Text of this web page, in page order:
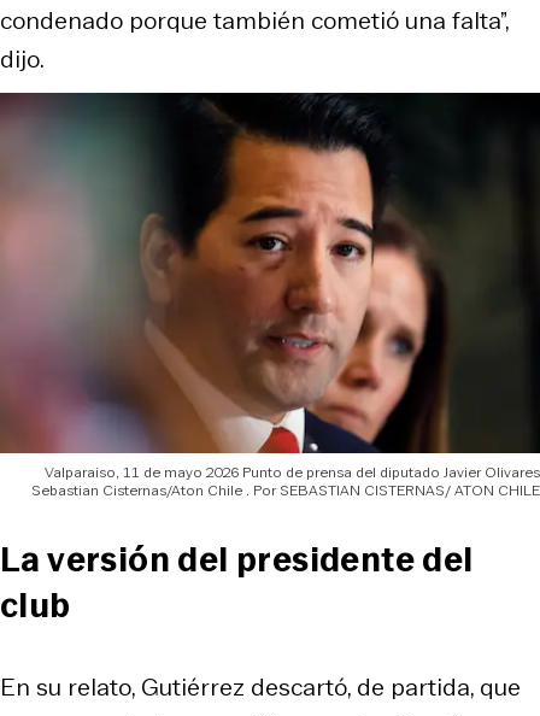
condenado porque también cometió una falta”,
dijo.
Valparaiso, 11 de mayo 2026 Punto de prensa del diputado Javier Olivares
Sebastian Cisternas/Aton Chile
SEBASTIAN CISTERNAS/ ATON CHILE
La versión del presidente del
club
En su relato, Gutiérrez descartó, de partida, que